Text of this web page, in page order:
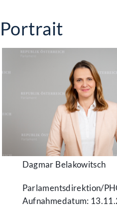
Portrait
Dagmar Belakowitsch
Parlamentsdirektion/​
Aufnahmedatum: